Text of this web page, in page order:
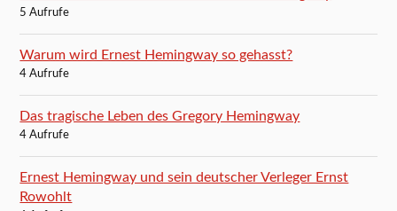
5 Aufrufe
Warum wird Ernest Hemingway so gehasst?
4 Aufrufe
Das tragische Leben des Gregory Hemingway
4 Aufrufe
Ernest Hemingway und sein deutscher Verleger Ernst
Rowohlt